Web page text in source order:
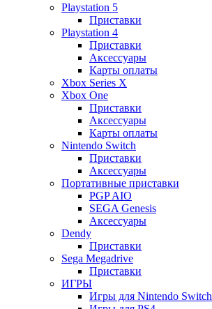
Playstation 5
Приставки
Playstation 4
Приставки
Аксессуары
Карты оплаты
Xbox Series X
Xbox One
Приставки
Аксессуары
Карты оплаты
Nintendo Switch
Приставки
Аксессуары
Портативные приставки
PGP AIO
SEGA Genesis
Аксессуары
Dendy
Приставки
Sega Megadrive
Приставки
ИГРЫ
Игры для Nintendo Switch